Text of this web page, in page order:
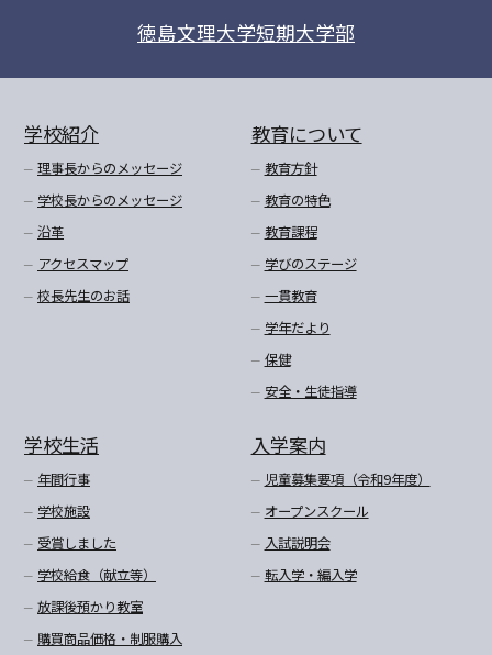
徳島文理大学短期大学部
学校紹介
理事長からのメッセージ
学校長からのメッセージ
沿革
アクセスマップ
校長先生のお話
教育について
教育方針
教育の特色
教育課程
学びのステージ
一貫教育
学年だより
保健
安全・生徒指導
学校生活
年間行事
学校施設
受賞しました
学校給食（献立等）
放課後預かり教室
購買商品価格・制服購入
入学案内
児童募集要項（令和9年度）
オープンスクール
入試説明会
転入学・編入学